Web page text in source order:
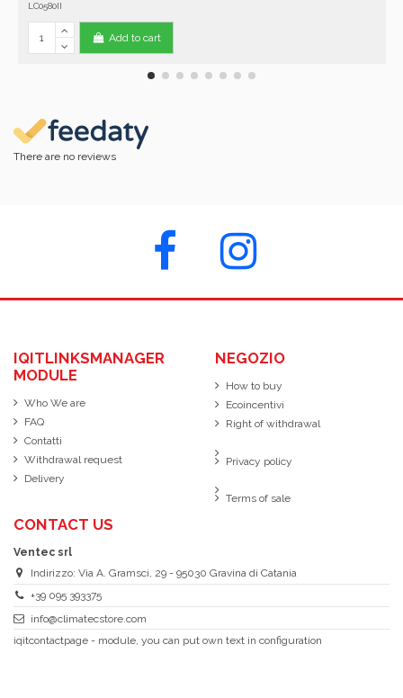
LC0580II
Add to cart
There are no reviews
IQITLINKSMANAGER
MODULE
Who We are
FAQ
Contatti
Withdrawal request
Delivery
NEGOZIO
How to buy
Ecoincentivi
Right of withdrawal
Privacy policy
Terms of sale
CONTACT US
Ventec srl
Indirizzo: Via A. Gramsci, 29 - 95030 Gravina di Catania
+39 095 393375
info@climatecstore.com
iqitcontactpage - module, you can put own text in configuration